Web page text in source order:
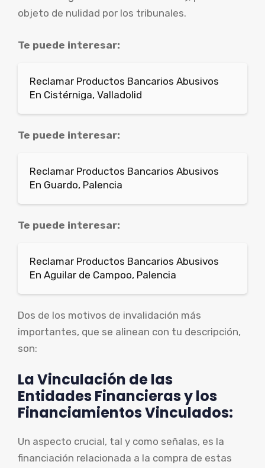
objeto de nulidad por los tribunales.
Te puede interesar:
Reclamar Productos Bancarios Abusivos
En Cistérniga, Valladolid
Te puede interesar:
Reclamar Productos Bancarios Abusivos
En Guardo, Palencia
Te puede interesar:
Reclamar Productos Bancarios Abusivos
En Aguilar de Campoo, Palencia
Dos de los motivos de invalidación más
importantes, que se alinean con tu descripción,
son:
La Vinculación de las
Entidades Financieras y los
Financiamientos Vinculados:
Un aspecto crucial, tal y como señalas, es la
financiación relacionada a la compra de estas